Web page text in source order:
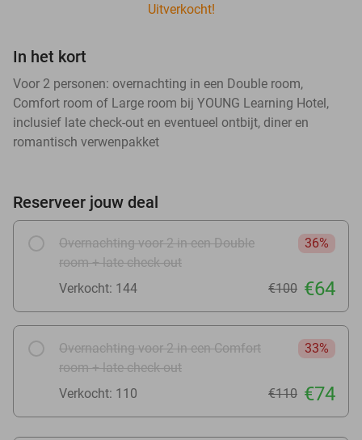
Uitverkocht!
In het kort
Voor 2 personen: overnachting in een Double room,
Comfort room of Large room bij YOUNG Learning Hotel,
inclusief late check-out en eventueel ontbijt, diner en
romantisch verwenpakket
Reserveer jouw deal
Overnachting voor 2 in een Double
room + late check-out
36%
Verkocht: 144 €100 €64
Overnachting voor 2 in een Comfort
room + late check-out
33%
Verkocht: 110 €110 €74